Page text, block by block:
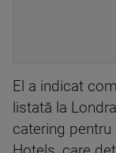
El a indicat
listată la
catering pentru